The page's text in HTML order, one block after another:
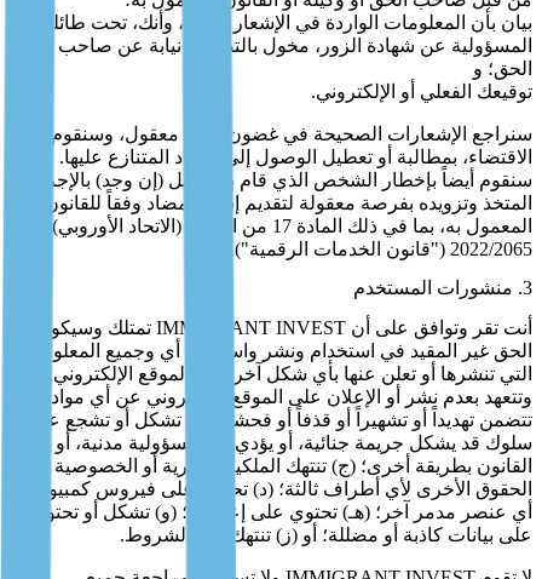
بيان بأن المعلومات الواردة في الإشعار دقيقة، وأنك، تحت طائلة
المسؤولية عن شهادة الزور، مخول بالتصرف نيابة عن صاحب
الحق؛ و
توقيعك الفعلي أو الإلكتروني.
سنراجع الإشعارات الصحيحة في غضون وقت معقول، وسنقوم، عند
الاقتضاء، بمطالبة أو تعطيل الوصول إلى المواد المتنازع عليها.
سنقوم أيضاً بإخطار الشخص الذي قام بالتحميل (إن وجد) بالإجراء
المتخذ وتزويده بفرصة معقولة لتقديم إشعار مضاد وفقاً للقانون
المعمول به، بما في ذلك المادة 17 من اللائحة (الاتحاد الأوروبي)
2022/2065 ("قانون الخدمات الرقمية").
3. منشورات المستخدم
أنت تقر وتوافق على أن IMMIGRANT INVEST تمتلك وسيكون لها
الحق غير المقيد في استخدام ونشر واستغلال أي وجميع المعلومات
التي تنشرها أو تعلن عنها بأي شكل آخر على الموقع الإلكتروني.
وتتعهد بعدم نشر أو الإعلان على الموقع الإلكتروني عن أي مواد (أ)
تتضمن تهديداً أو تشهيراً أو قذفاً أو فحشاً؛ (ب) تشكل أو تشجع على
سلوك قد يشكل جريمة جنائية، أو يؤدي إلى مسؤولية مدنية، أو ينتهك
القانون بطريقة أخرى؛ (ج) تنتهك الملكية الفكرية أو الخصوصية أو
الحقوق الأخرى لأي أطراف ثالثة؛ (د) تحتوي على فيروس كمبيوتر أو
أي عنصر مدمر آخر؛ (هـ) تحتوي على إعلانات؛ (و) تشكل أو تحتوي
على بيانات كاذبة أو مضللة؛ أو (ز) تنتهك هذه الشروط.